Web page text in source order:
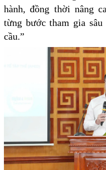
hành, đồng thời nâng
từng bước tham gia
cầu.”